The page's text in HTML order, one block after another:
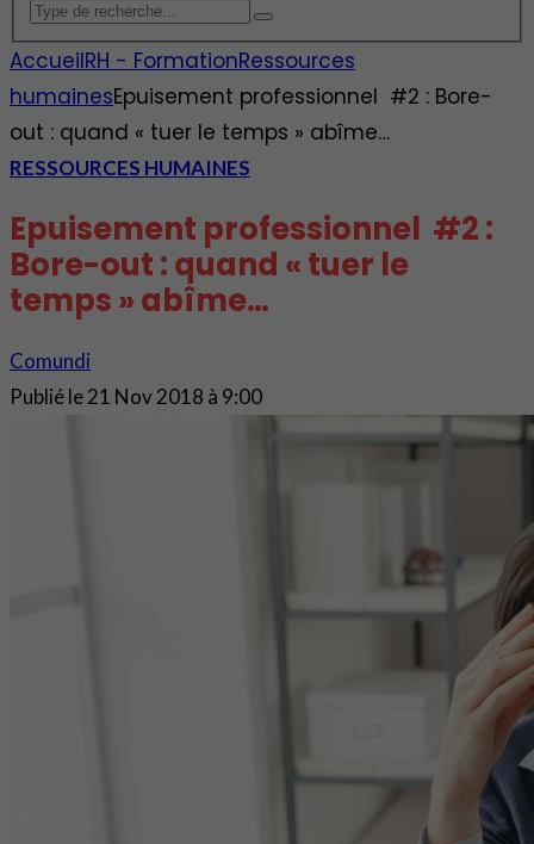
AccueilRH - FormationRessources
humainesEpuisement professionnel #2 : Bore-
out : quand « tuer le temps » abîme…
RESSOURCES HUMAINES
Epuisement professionnel #2 :
Bore-out : quand « tuer le
temps » abîme…
Comundi
Publié le21 Nov 2018 à 9:00